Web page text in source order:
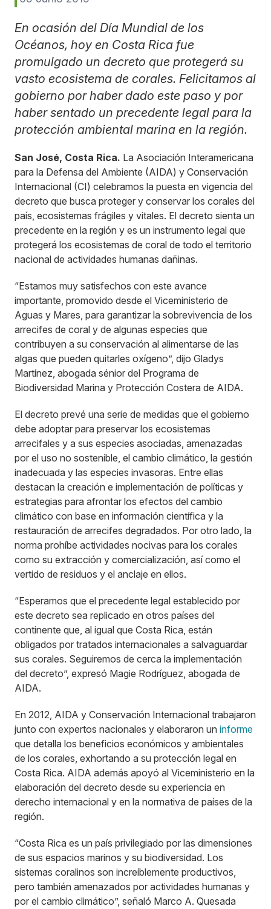
En ocasión del Día Mundial de los
Océanos, hoy en Costa Rica fue
promulgado un decreto que protegerá su
vasto ecosistema de corales. Felicitamos al
gobierno por haber dado este paso y por
haber sentado un precedente legal para la
protección ambiental marina en la región.
San José, Costa Rica. La Asociación Interamericana
para la Defensa del Ambiente (AIDA) y Conservación
Internacional (CI) celebramos la puesta en vigencia del
decreto que busca proteger y conservar los corales del
país, ecosistemas frágiles y vitales. El decreto sienta un
precedente en la región y es un instrumento legal que
protegerá los ecosistemas de coral de todo el territorio
nacional de actividades humanas dañinas.
“Estamos muy satisfechos con este avance
importante, promovido desde el Viceministerio de
Aguas y Mares, para garantizar la sobrevivencia de los
arrecifes de coral y de algunas especies que
contribuyen a su conservación al alimentarse de las
algas que pueden quitarles oxígeno”, dijo Gladys
Martínez, abogada sénior del Programa de
Biodiversidad Marina y Protección Costera de AIDA.
El decreto prevé una serie de medidas que el gobierno
debe adoptar para preservar los ecosistemas
arrecifales y a sus especies asociadas, amenazadas
por el uso no sostenible, el cambio climático, la gestión
inadecuada y las especies invasoras. Entre ellas
destacan la creación e implementación de políticas y
estrategias para afrontar los efectos del cambio
climático con base en información científica y la
restauración de arrecifes degradados. Por otro lado, la
norma prohíbe actividades nocivas para los corales
como su extracción y comercialización, así como el
vertido de residuos y el anclaje en ellos.
“Esperamos que el precedente legal establecido por
este decreto sea replicado en otros países del
continente que, al igual que Costa Rica, están
obligados por tratados internacionales a salvaguardar
sus corales. Seguiremos de cerca la implementación
del decreto”, expresó Magie Rodríguez, abogada de
AIDA.
En 2012, AIDA y Conservación Internacional trabajaron
junto con expertos nacionales y elaboraron un informe
que detalla los beneficios económicos y ambientales
de los corales, exhortando a su protección legal en
Costa Rica. AIDA además apoyó al Viceministerio en la
elaboración del decreto desde su experiencia en
derecho internacional y en la normativa de países de la
región.
“Costa Rica es un país privilegiado por las dimensiones
de sus espacios marinos y su biodiversidad. Los
sistemas coralinos son increíblemente productivos,
pero también amenazados por actividades humanas y
por el cambio climático”, señaló Marco A. Quesada